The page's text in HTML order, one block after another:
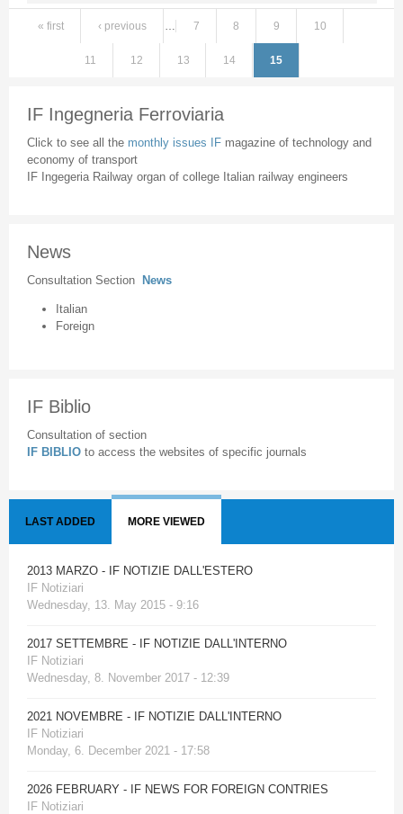
Pages
« first ‹ previous … 7 8 9 10
11 12 13 14 15
IF Ingegneria Ferroviaria
Click to see all the monthly issues IF magazine of technology and
economy of transport
IF Ingegeria Railway organ of college Italian railway engineers
News
Consultation Section News
Italian
Foreign
IF Biblio
Consultation of section
IF BIBLIO to access the websites of specific journals
LAST ADDED MORE VIEWED
2013 MARZO - IF NOTIZIE DALL'ESTERO
IF Notiziari
Wednesday, 13. May 2015 - 9:16
2017 SETTEMBRE - IF NOTIZIE DALL'INTERNO
IF Notiziari
Wednesday, 8. November 2017 - 12:39
2021 NOVEMBRE - IF NOTIZIE DALL'INTERNO
IF Notiziari
Monday, 6. December 2021 - 17:58
2026 FEBRUARY - IF NEWS FOR FOREIGN CONTRIES
IF Notiziari